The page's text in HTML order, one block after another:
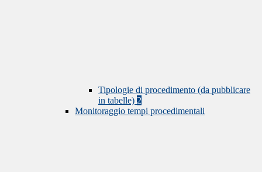
Tipologie di procedimento (da pubblicare
in tabelle) 2
Monitoraggio tempi procedimentali